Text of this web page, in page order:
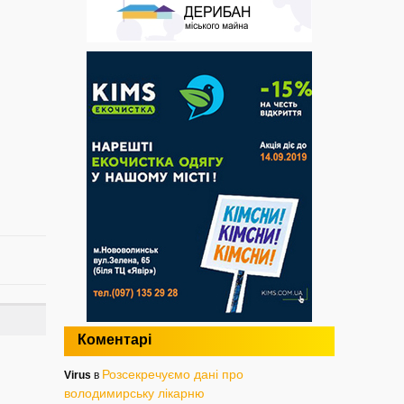
Коментарі
Virus в Розсекречуємо дані про
володимирську лікарню